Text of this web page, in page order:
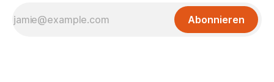
Abonnieren